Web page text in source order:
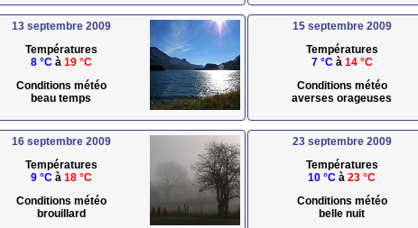
13 septembre 2009
Températures
8 °Cà 19 °C
Conditions météo
beau temps
15 septembre 2009
Températures
7 °Cà 14 °C
Conditions météo
averses orageuses
16 septembre 2009
Températures
9 °Cà 18 °C
Conditions météo
brouillard
23 septembre 2009
Températures
10 °C à 23 °C
Conditions météo
belle nuit